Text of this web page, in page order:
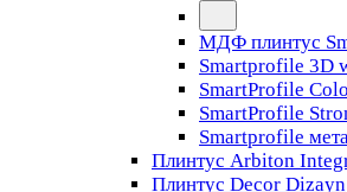
МДФ плинтус
Smartprofile 3D
SmartProfile
SmartProfile
Smartprofile
Плинтус Arbiton
Плинтус Decor Dizayn